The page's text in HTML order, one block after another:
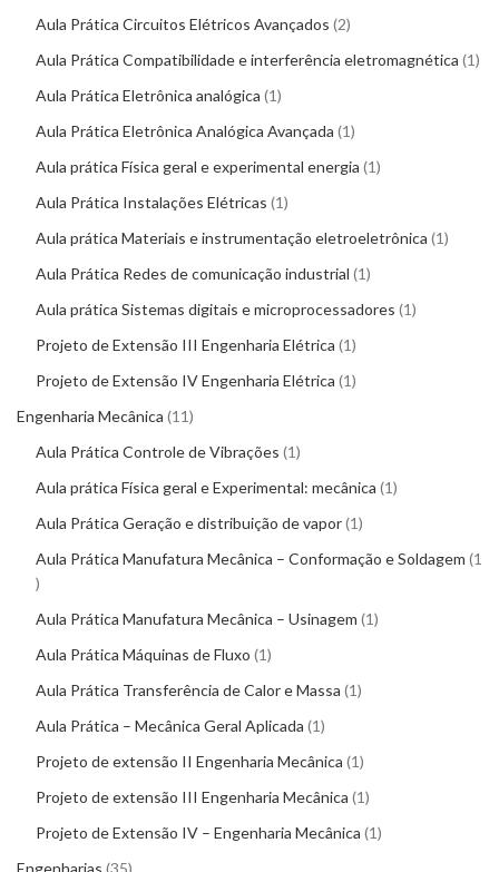
Aula Prática Circuitos Elétricos Avançados 2
Aula Prática Compatibilidade e interferência eletromagnética 1
Aula Prática Eletrônica analógica 1
Aula Prática Eletrônica Analógica Avançada 1
Aula prática Física geral e experimental energia 1
Aula Prática Instalações Elétricas 1
Aula prática Materiais e instrumentação eletroeletrônica 1
Aula Prática Redes de comunicação industrial 1
Aula prática Sistemas digitais e microprocessadores 1
Projeto de Extensão III Engenharia Elétrica 1
Projeto de Extensão IV Engenharia Elétrica 1
Engenharia Mecânica 11
Aula Prática Controle de Vibrações 1
Aula prática Física geral e Experimental: mecânica 1
Aula Prática Geração e distribuição de vapor 1
Aula Prática Manufatura Mecânica – Conformação e Soldagem 1
Aula Prática Manufatura Mecânica – Usinagem 1
Aula Prática Máquinas de Fluxo 1
Aula Prática Transferência de Calor e Massa 1
Aula Prática – Mecânica Geral Aplicada 1
Projeto de extensão II Engenharia Mecânica 1
Projeto de extensão III Engenharia Mecânica 1
Projeto de Extensão IV – Engenharia Mecânica 1